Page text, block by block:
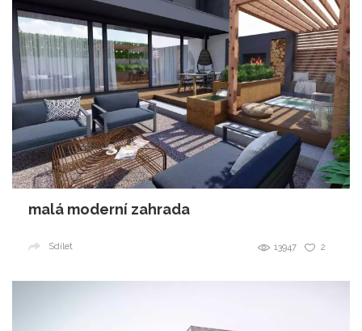
malá moderní zahrada
2
13947
Sdílet